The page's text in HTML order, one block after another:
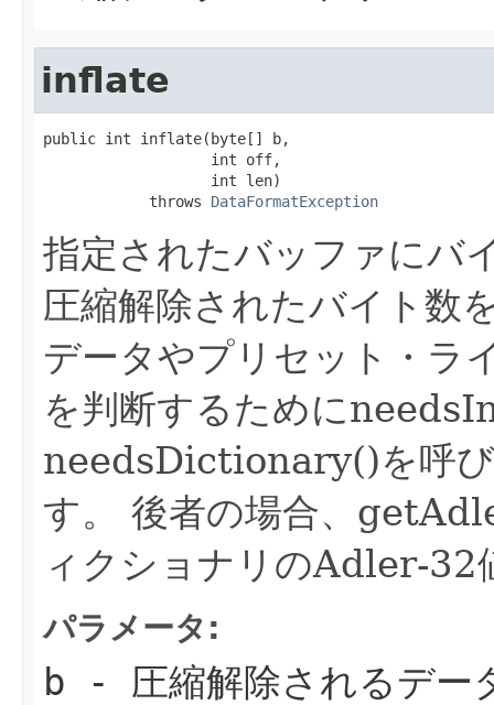
inflate
public int inflate(byte[] b,
                   int off,
                   int len)
            throws
DataFormatException
指定されたバッファにバ
圧縮解除されたバイト数
データやプリセット・ラ
を判断するために
needsDictionary()を呼び
す。
後者の場合、
ィクショナリのAdler-32
パラメータ:
b - 圧縮解除されるデー